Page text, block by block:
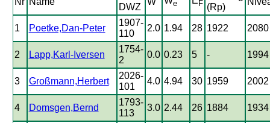
DWZ
e F (Rp)
1 Poetke,Dan-Peter
1907-
110
2.0 1.94 28 1922 2080
2 Lapp,Karl-Iversen
1754-
2
0.0 0.23 5 - 1994
3 Großmann,Herbert
2026-
101
4.0 4.94 30 1959 2002
4 Domsgen,Bernd
1793-
113
3.0 2.44 26 1884 1934